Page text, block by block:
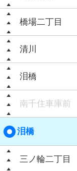
橋場二丁目
清川
泪橋
南千住車庫前
泪橋
三ノ輪二丁目